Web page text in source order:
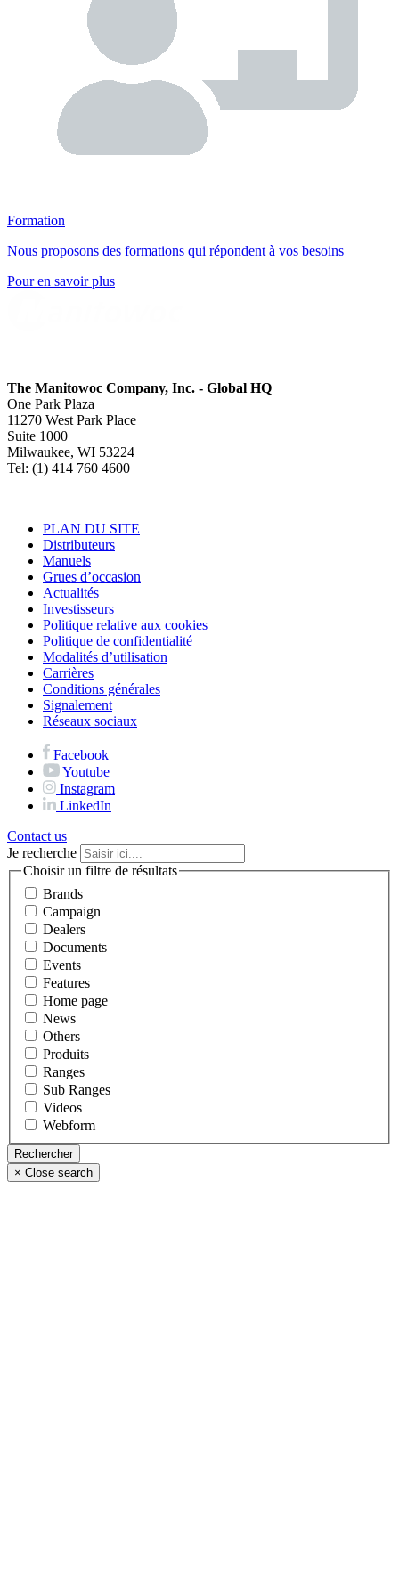
Formation
Nous proposons des formations qui répondent à vos besoins
Pour en savoir plus
The Manitowoc Company, Inc. - Global HQ
One Park Plaza
11270 West Park Place
Suite 1000
Milwaukee, WI 53224
Tel: (1) 414 760 4600
PLAN DU SITE
Distributeurs
Manuels
Grues d’occasion
Actualités
Investisseurs
Politique relative aux cookies
Politique de confidentialité
Modalités d’utilisation
Carrières
Conditions générales
Signalement
Réseaux sociaux
Facebook
Youtube
Instagram
LinkedIn
Contact us
Je recherche
Choisir un filtre de résultats
Brands
Campaign
Dealers
Documents
Events
Features
Home page
News
Others
Produits
Ranges
Sub Ranges
Videos
Webform
× Close search